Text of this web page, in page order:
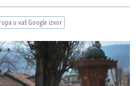
u vaš Google izvor